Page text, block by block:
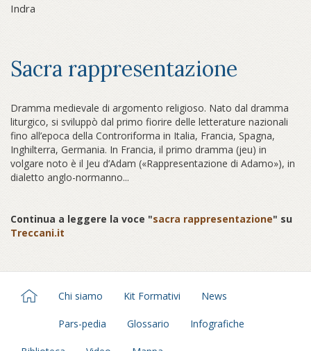
Indra
Sacra rappresentazione
Dramma medievale di argomento religioso. Nato dal dramma
liturgico, si sviluppò dal primo fiorire delle letterature nazionali
fino all’epoca della Controriforma in Italia, Francia, Spagna,
Inghilterra, Germania. In Francia, il primo dramma (jeu) in
volgare noto è il Jeu d’Adam («Rappresentazione di Adamo»), in
dialetto anglo-normanno...
Continua a leggere la voce "sacra rappresentazione" su
Treccani.it
Chi siamo Kit Formativi News
Pars-pedia Glossario Infografiche